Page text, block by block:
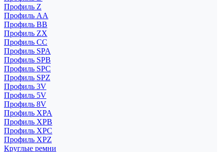
Профиль Z
Профиль АА
Профиль BB
Профиль ZX
Профиль CC
Профиль SPA
Профиль SPB
Профиль SPC
Профиль SPZ
Профиль 3V
Профиль 5V
Профиль 8V
Профиль XPA
Профиль XPB
Профиль XPC
Профиль XPZ
Круглые ремни